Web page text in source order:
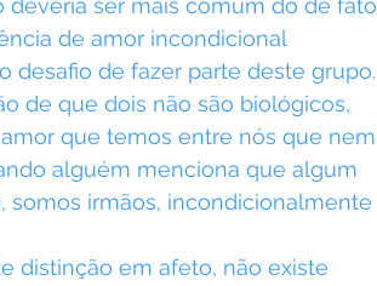
ser mais comum do de fato
de amor incondicional
desafio de fazer parte deste grupo.
de que dois não são biológicos,
que temos entre nós que nem
alguém menciona que algum
somos irmãos, incondicionalmente
distinção em afeto, não existe